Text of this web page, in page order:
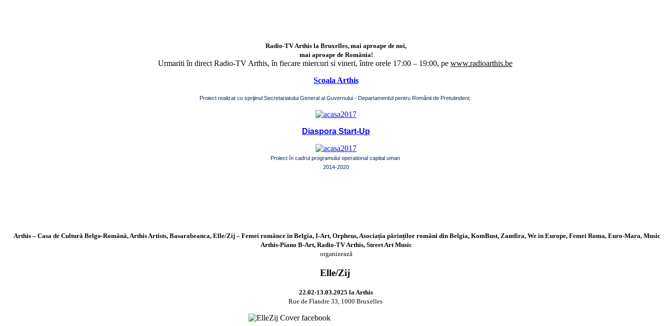
Radio-TV Arthis la Bruxelles, mai aproape de noi,
mai aproape de România!
Urmariti în direct Radio-TV Arthis, în fiecare miercuri si vineri, între orele 17:00 – 19:00, pe www.radioarthis.be
Scoala Arthis
Proiect realizat cu sprijinul Secretariatului General al Guvernului - Departamentul pentru Românii de Pretutindeni;
Diaspora Start-Up
Proiect în cadrul programului operational capital uman
2014-2020
Arthis – Casa de Cultură Belgo-Română, Arthis Artists, Basarabeanca, Elle/Zij – Femei românce in Belgia, I-Art, Orpheus, Asociația părinților români din Belgia, KomBust, Zamfira, We in Europe, Femei Roma, Euro-Mara, Music
Arthis-Piano B-Art, Radio-TV Arthis, Street Art Music
organizează
Elle/Zij
22.02-13.03.2025 la Arthis
Rue de Flandre 33, 1000 Bruxelles